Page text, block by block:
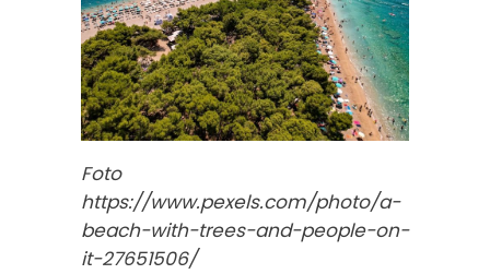
Foto
https://www.pexels.com/photo/a-
beach-with-trees-and-people-on-
it-27651506/